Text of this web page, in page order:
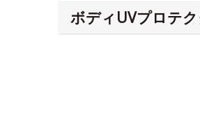
ボディUVプロテ